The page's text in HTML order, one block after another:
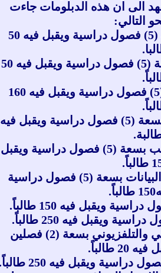
الى ان هذه الدبلومات جاءت
التالي:
دبلوم المختبرات الطبية بسعة (5) فصول دراسية ويقبل فيه 50
دبلوم التشخيص الاشعاعي بسعة (5) فصول دراسية ويقبل فيه 50
دبلوم السجلات الطبية بسعة (5) فصول دراسية ويقبل فيه 160
دبلوم التمريض (طالبات فقط) بسعة (5) فصول دراسية ويقبل فيه
دبلوم الاتصالات وشبكات الحاسب بسعة (5) فصول دراسية ويقبل
دبلوم النظم البرمجية وقواعد البيانات بسعة (5) فصول دراسية
دبلوم مساعدي الاخراج الاذاعي والتلفزيوني بسعة (2) فصلين
طالباً.